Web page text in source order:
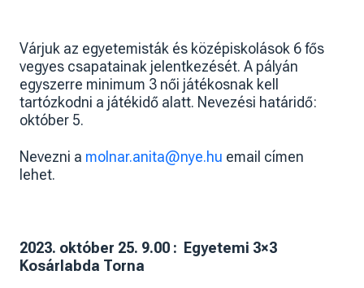
Várjuk az egyetemisták és középiskolások 6 fős
vegyes csapatainak jelentkezését. A pályán
egyszerre minimum 3 női játékosnak kell
tartózkodni a játékidő alatt. Nevezési határidő:
október 5.
Nevezni a molnar.anita@nye.hu email címen
lehet.
2023. október 25. 9.00 : Egyetemi 3×3
Kosárlabda Torna